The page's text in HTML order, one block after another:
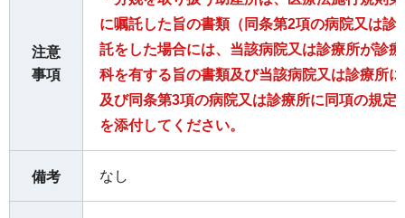
注意
事項
に嘱託した旨の書類（同条第2項の病院又は診
託をした場合には、当該病院又は診療所が診
科を有する旨の書類及び当該病院又は診療所
及び同条第3項の病院又は診療所に同項の規定
を添付してください。
備考 なし